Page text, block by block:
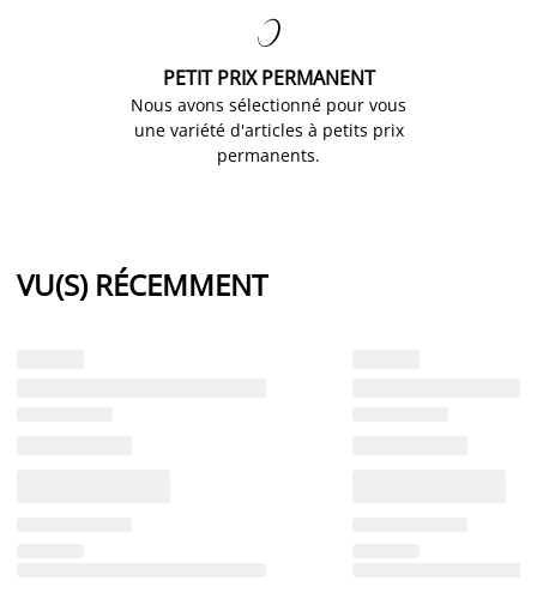

PETIT PRIX PERMANENT
Nous avons sélectionné pour vous
une variété d'articles à petits prix
permanents.
VU(S) RÉCEMMENT